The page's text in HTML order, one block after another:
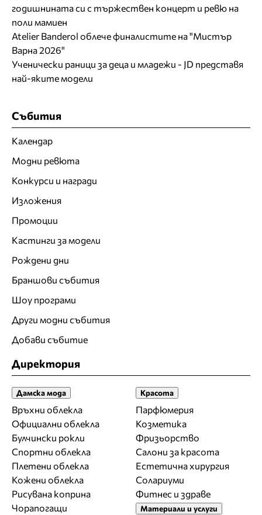
годишнината си с тържествен концерт и ревю на
поли мамиен
Atelier Banderol облече финалистите на "Мистър
Варна 2026"
Ученически раници за деца и младежи - JD представя
най-яките модели
Събития
Календар
Модни ревюта
Конкурси и награди
Изложения
Промоции
Кастинги за модели
Рождени дни
Браншови събития
Шоу програми
Други модни събития
Добави събитие
Директория
Дамска мода
Връхни облекла
Официални облекла
Булчински рокли
Спортни облекла
Плетени облекла
Кожени облекла
Рисувана коприна
Чорапогащи
Красота
Парфюмерия
Козметика
Фризьорство
Салони за красота
Естетична хирургия
Солариуми
Фитнес и здраве
Материали и услуги